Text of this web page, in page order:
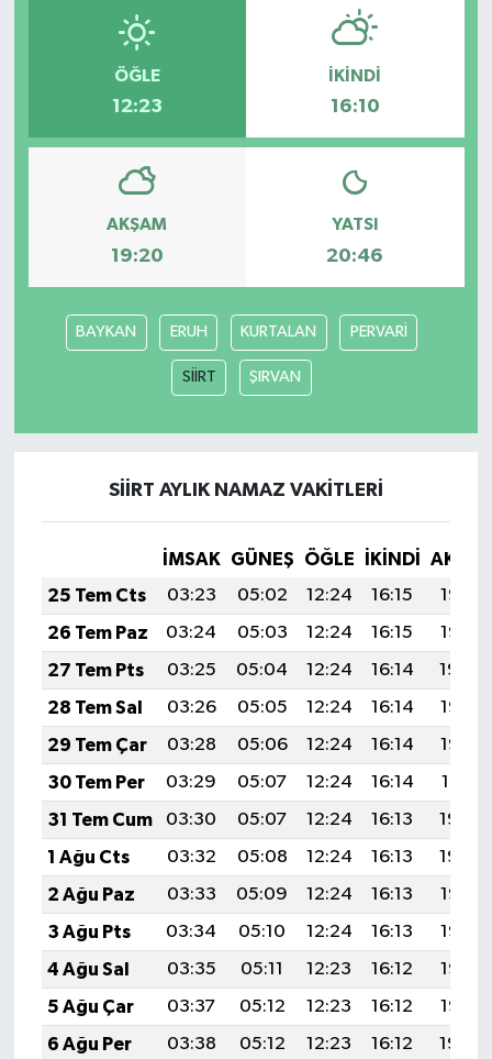
ÖĞLE
12:23
İKINDI
16:10
AKŞAM
19:20
YATSI
20:46
BAYKAN ERUH KURTALAN PERVARİ
SİİRT ŞIRVAN
SİİRT AYLIK NAMAZ VAKITLERI
İMSAK GÜNEŞ ÖĞLE İKINDI
25 Tem Cts
03:23 05:02 12:24 16:15
19:35
26 Tem Paz
03:24 05:03 12:24 16:15
19:35
27 Tem Pts
03:25 05:04 12:24 16:14
19:34
28 Tem Sal
03:26 05:05 12:24 16:14
19:33
29 Tem Çar
03:28 05:06 12:24 16:14
19:32
30 Tem Per
03:29 05:07 12:24 16:14
19:31
31 Tem Cum
03:30 05:07 12:24 16:13
19:30
1 Ağu Cts
03:32 05:08 12:24 16:13
19:29
2 Ağu Paz
03:33 05:09 12:24 16:13
19:28
3 Ağu Pts
03:34 05:10 12:24 16:13
19:27
4 Ağu Sal
03:35 05:11 12:23 16:12
19:26
5 Ağu Çar
03:37 05:12 12:23 16:12
19:25
6 Ağu Per
03:38 05:12 12:23 16:12
19:24